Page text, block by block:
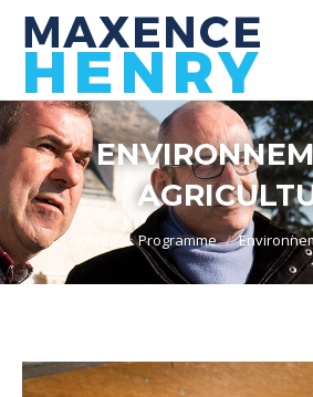
Vous êtes ici :Programme